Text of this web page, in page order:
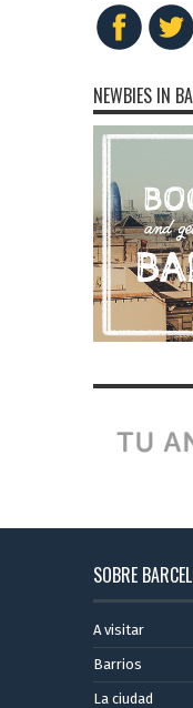
NEWBIES IN
SOBRE
A visitar
Barrios
La ciudad